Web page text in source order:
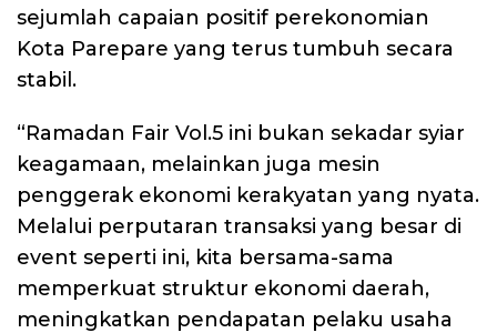
sejumlah capaian positif perekonomian
Kota Parepare yang terus tumbuh secara
stabil.
“Ramadan Fair Vol.5 ini bukan sekadar syiar
keagamaan, melainkan juga mesin
penggerak ekonomi kerakyatan yang nyata.
Melalui perputaran transaksi yang besar di
event seperti ini, kita bersama-sama
memperkuat struktur ekonomi daerah,
meningkatkan pendapatan pelaku usaha